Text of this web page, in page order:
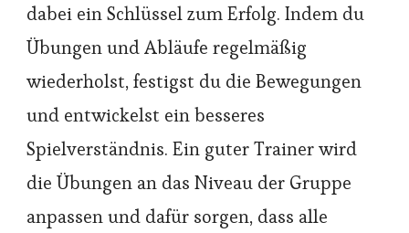
dabei ein Schlüssel zum Erfolg. Indem du
Übungen und Abläufe regelmäßig
wiederholst, festigst du die Bewegungen
und entwickelst ein besseres
Spielverständnis. Ein guter Trainer wird
die Übungen an das Niveau der Gruppe
anpassen und dafür sorgen, dass alle